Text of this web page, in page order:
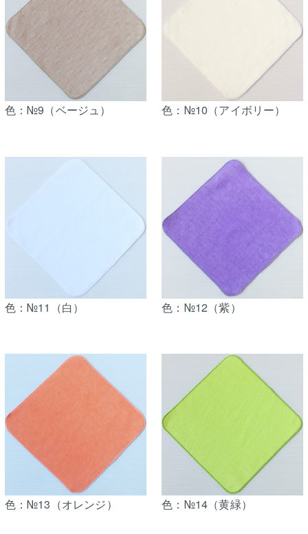
色：№9（ベージュ） 色：№10（アイボリー）
色：№11（白） 色：№12（紫）
色：№13（オレンジ） 色：№14（黄緑）